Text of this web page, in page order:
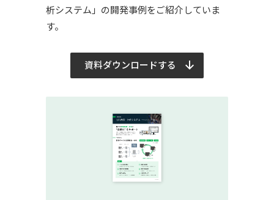
析システム」の開発事例をご紹介していま
す。
資料ダウンロードする